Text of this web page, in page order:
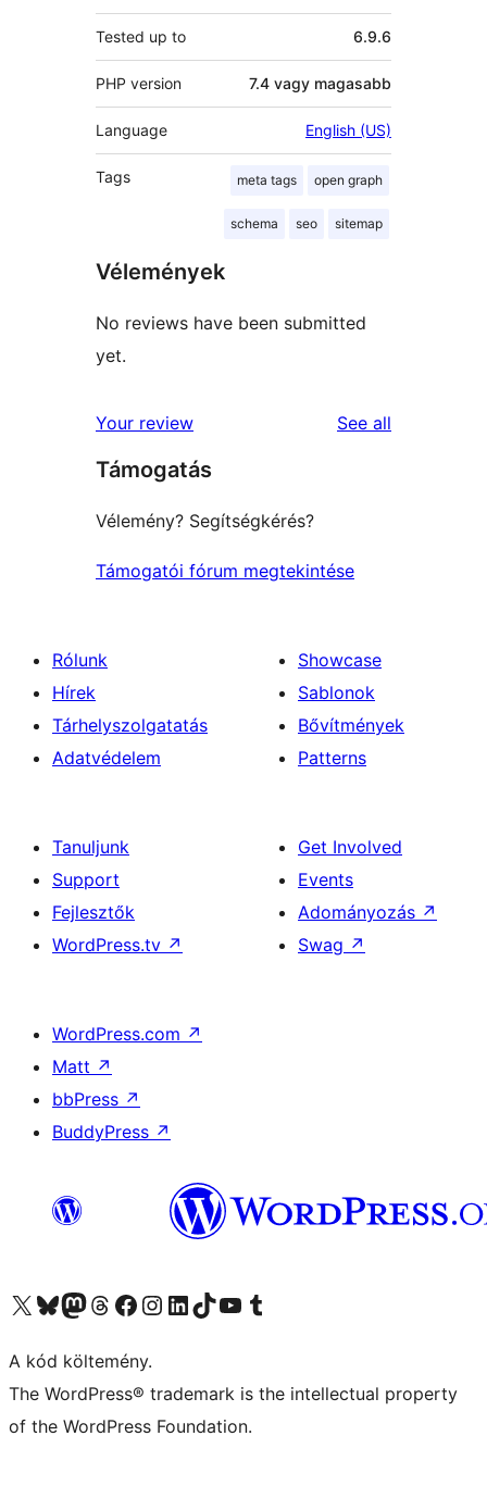
Tested up to 6.9.6
PHP version 7.4 vagy magasabb
Language English (US)
Tags meta tags open graph
schema seo sitemap
Vélemények
No reviews have been submitted
yet.
Your review See all
Támogatás
Vélemény? Segítségkérés?
Támogatói fórum megtekintése
Rólunk
Hírek
Tárhelyszolgatatás
Adatvédelem
Showcase
Sablonok
Bővítmények
Patterns
Tanuljunk
Support
Fejlesztők
WordPress.tv ↗
Get Involved
Events
Adományozás ↗
Swag ↗
WordPress.com ↗
Matt ↗
bbPress ↗
BuddyPress ↗
Visit our X (formerly Twitter) account
Visit our Bluesky account
Twitter csatornánk
Visit our Threads account
Facebook oldalunk megtekintése
Visit our Instagram account
Visit our LinkedIn account
Visit our TikTok account
Visit our YouTube channel
Visit our Tumblr account
A kód költemény.
The WordPress® trademark is the intellectual property
of the WordPress Foundation.